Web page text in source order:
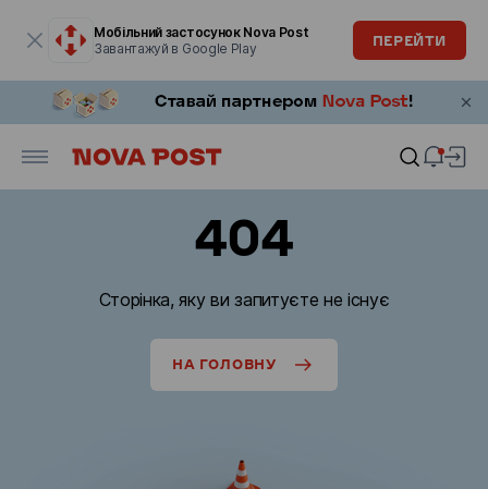
Мобільний застосунок Nova Post
Завантажуй в Google Play
ПЕРЕЙТИ
404
Сторінка, яку ви запитуєте не існує
НА ГОЛОВНУ